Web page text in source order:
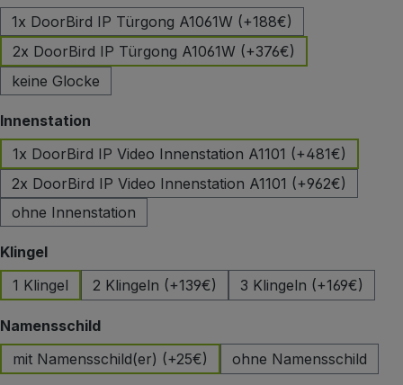
1x DoorBird IP Türgong A1061W (+188€)
2x DoorBird IP Türgong A1061W (+376€)
keine Glocke
Innenstation
1x DoorBird IP Video Innenstation A1101 (+481€)
2x DoorBird IP Video Innenstation A1101 (+962€)
ohne Innenstation
Klingelauswählen
1 Klingel
2 Klingeln (+139€) 3 Klingeln (+169€)
Namensschildauswählen
mit Namensschild(er) (+25€)
ohne Namensschild